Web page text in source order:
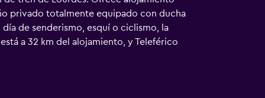
privado totalmente equipado con ducha
de senderismo, esquí o ciclismo, la
a 32 km del alojamiento, y Teleférico